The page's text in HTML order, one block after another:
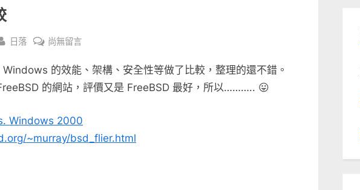
小。
大
小。
型
大
By
日落
在
作
業
統
較〉
尚無留言
的效能、架構、安全性等做了比較，整理的還不錯。
的網站，評價又是 FreeBSD 最好，所以……….. 😛
Windows 2000
~murray/bsd_flier.html